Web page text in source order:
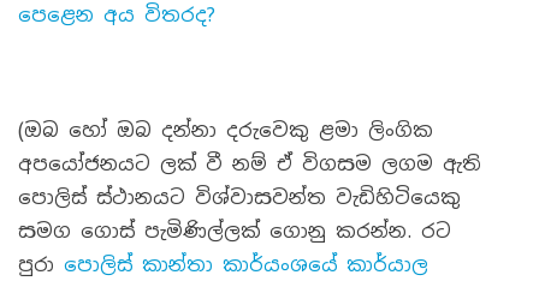
පෙළෙන අය විතරද?
(ඔබ හෝ ඔබ දන්නා දරුවෙකු ළමා ලිංගික
අපයෝජනයට ලක් වී නම් ඒ විගසම ලගම ඇති
පොලිස් ස්ථානයට විශ්වාසවන්ත වැඩිහිටියෙකු
සමග ගොස් පැමිණිල්ලක් ගොනු කරන්න. රට
පුරා පොලිස් කාන්තා කාර්යංශයේ කාර්යාල